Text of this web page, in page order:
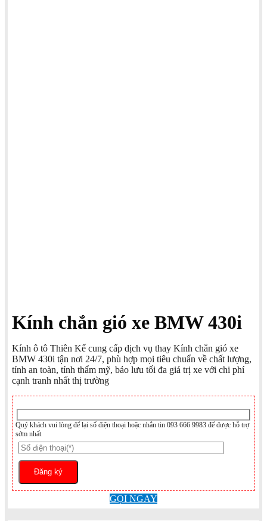
Kính chắn gió xe BMW 430i
Kính ô tô Thiên Kế cung cấp dịch vụ thay Kính chắn gió xe
BMW 430i tận nơi 24/7, phù hợp mọi tiêu chuẩn về chất lượng,
tính an toàn, tính thẩm mỹ, bảo lưu tối đa giá trị xe với chi phí
cạnh tranh nhất thị trường
Quý khách vui lòng để lại số điện thoại hoặc nhắn tin 093 666 9983 để được hỗ trợ
sớm nhất
GỌI NGAY